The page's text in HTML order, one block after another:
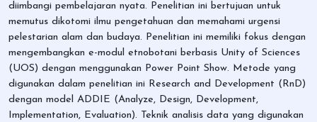
diimbangi pembelajaran nyata. Penelitian ini bertujuan untuk
memutus dikotomi ilmu pengetahuan dan memahami urgensi
pelestarian alam dan budaya. Penelitian ini memiliki fokus dengan
mengembangkan e-modul etnobotani berbasis Unity of Sciences
(UOS) dengan menggunakan Power Point Show. Metode yang
digunakan dalam penelitian ini Research and Development (RnD)
dengan model ADDIE (Analyze, Design, Development,
Implementation, Evaluation). Teknik analisis data yang digunakan